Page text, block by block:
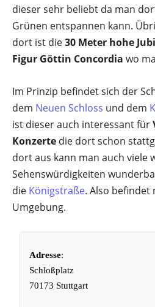
dieser sehr beliebt da man
Grünen entspannen kann.
dort ist die30 Meter hohe
Figur Göttin Concordia wo
Im Prinzip befindet sich der
dem Neuen Schloss und dem
ist dieser auch interessant für
Konzerte die dort schon
dort aus kann man auch viele
Sehenswürdigkeiten
die Königstraße. Also
Umgebung.
Adresse:
Schloßplatz
70173 Stuttgart